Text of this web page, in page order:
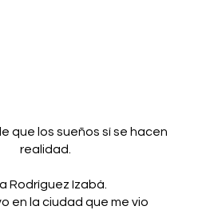
que los sueños sí se hacen
realidad.
Rodríguez Izabá.
en la ciudad que me vio